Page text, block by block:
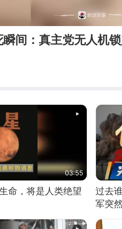
间：真主党无人机
03:55
命，将是人类绝望
过去
军突